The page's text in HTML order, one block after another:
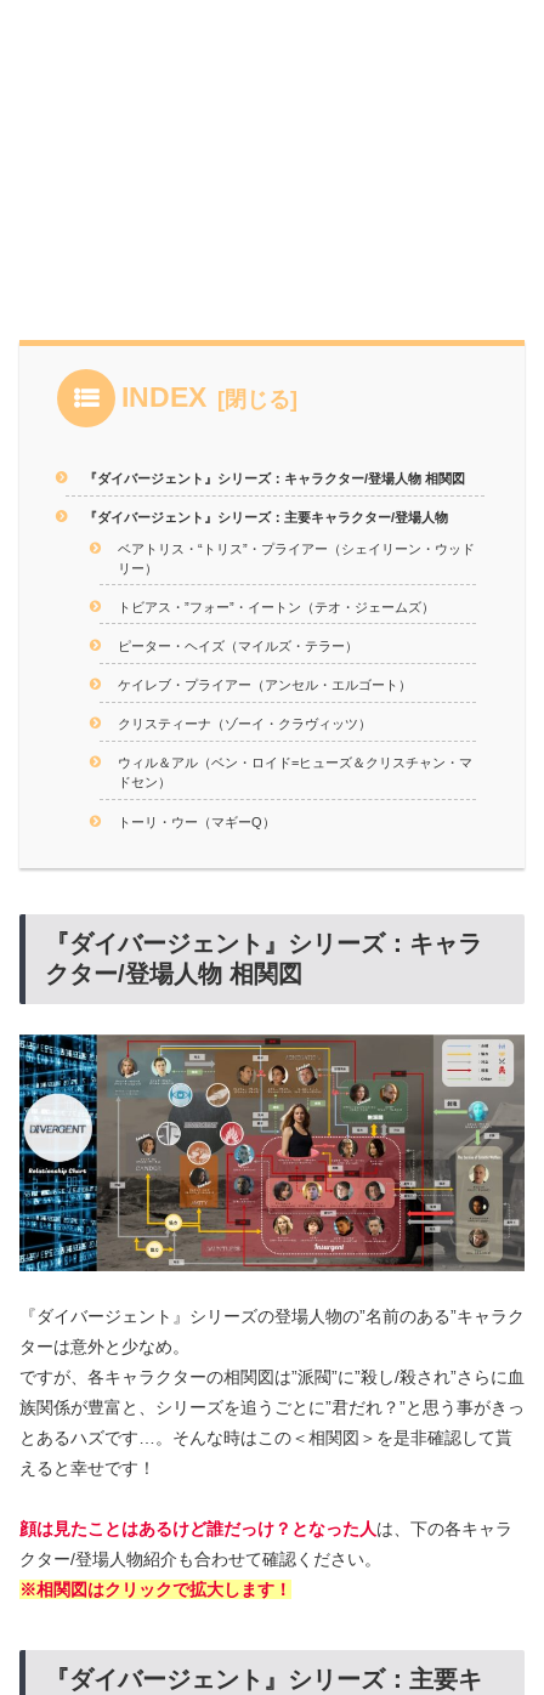
INDEX
『ダイバージェント』シリーズ：キャラクター/登場人物 相関図
『ダイバージェント』シリーズ：主要キャラクター/登場人物
ベアトリス・“トリス”・プライアー（シェイリーン・ウッド
リー）
トビアス・”フォー”・イートン（テオ・ジェームズ）
ピーター・ヘイズ（マイルズ・テラー）
ケイレブ・プライアー（アンセル・エルゴート）
クリスティーナ（ゾーイ・クラヴィッツ）
ウィル＆アル（ベン・ロイド=ヒューズ＆クリスチャン・マ
ドセン）
トーリ・ウー（マギーQ）
『ダイバージェント』シリーズ：キャラ
クター/登場人物 相関図
『ダイバージェント』シリーズの登場人物の”名前のある”キャラク
ターは意外と少なめ。
ですが、各キャラクターの相関図は”派閥”に”殺し/殺され”さらに血
族関係が豊富と、シリーズを追うごとに”君だれ？”と思う事がきっ
とあるハズです…。そんな時はこの＜相関図＞を是非確認して貰
えると幸せです！
顔は見たことはあるけど誰だっけ？となった人は、下の各キャラ
クター/登場人物紹介も合わせて確認ください。
※相関図はクリックで拡大します！
『ダイバージェント』シリーズ：主要キ